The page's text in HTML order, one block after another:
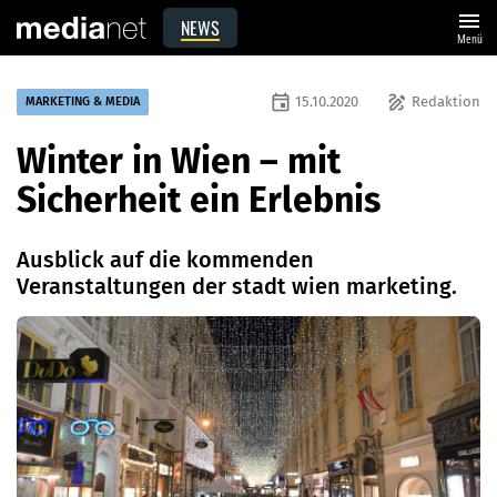
NEWS menu
Menü
MARKETING & MEDIA draw Redaktion
event 15.10.2020
Winter in Wien – mit
Sicherheit ein Erlebnis
Ausblick auf die kommenden
Veranstaltungen der stadt wien marketing.